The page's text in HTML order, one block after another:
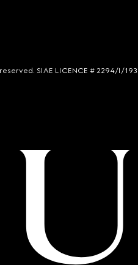
SIAE LICENCE # 2294/I/